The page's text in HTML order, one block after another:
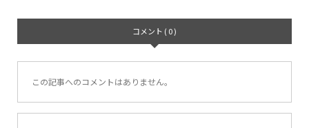
コメント ( 0 )
この記事へのコメントはありません。